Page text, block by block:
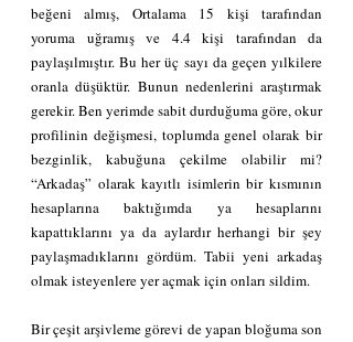
beğeni almış, Ortalama 15 kişi tarafından
yoruma uğramış ve 4.4 kişi tarafından da
paylaşılmıştır. Bu her üç sayı da geçen yılkilere
oranla düşüktür. Bunun nedenlerini araştırmak
gerekir. Ben yerimde sabit durduğuma göre, okur
profilinin değişmesi, toplumda genel olarak bir
bezginlik, kabuğuna çekilme olabilir mi?
“Arkadaş” olarak kayıtlı isimlerin bir kısmının
hesaplarına baktığımda ya hesaplarını
kapattıklarını ya da aylardır herhangi bir şey
paylaşmadıklarını gördüm. Tabii yeni arkadaş
olmak isteyenlere yer açmak için onları sildim.
Bir çeşit arşivleme görevi de yapan bloğuma son